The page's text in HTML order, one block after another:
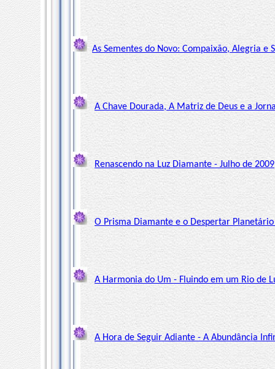
As Sementes do Novo: Compaixão, Alegria e
A Chave Dourada, A Matriz de Deus e a
Renascendo na Luz Diamante - Julho de 2009
O Prisma Diamante e o Despertar Planetário
A Harmonia do Um - Fluindo em um Rio de
A Hora de Seguir Adiante - A Abundância